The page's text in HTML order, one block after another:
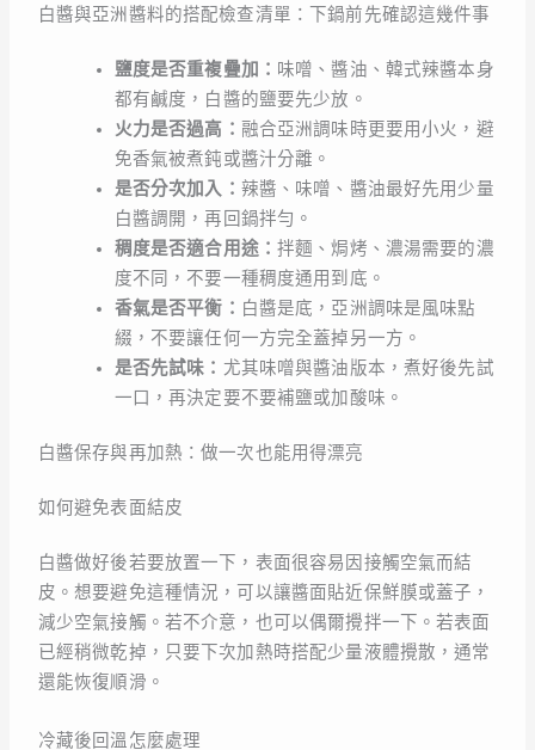
白醬與亞洲醬料的搭配檢查清單：下鍋前先確認這幾件事
鹽度是否重複疊加： 味噌、醬油、韓式辣醬本身
都有鹹度，白醬的鹽要先少放。
火力是否過高： 融合亞洲調味時更要用小火，避
免香氣被煮鈍或醬汁分離。
是否分次加入： 辣醬、味噌、醬油最好先用少量
白醬調開，再回鍋拌勻。
稠度是否適合用途： 拌麵、焗烤、濃湯需要的濃
度不同，不要一種稠度通用到底。
香氣是否平衡： 白醬是底，亞洲調味是風味點
綴，不要讓任何一方完全蓋掉另一方。
是否先試味： 尤其味噌與醬油版本，煮好後先試
一口，再決定要不要補鹽或加酸味。
白醬保存與再加熱：做一次也能用得漂亮
如何避免表面結皮
白醬做好後若要放置一下，表面很容易因接觸空氣而結
皮。想要避免這種情況，可以讓醬面貼近保鮮膜或蓋子，
減少空氣接觸。若不介意，也可以偶爾攪拌一下。若表面
已經稍微乾掉，只要下次加熱時搭配少量液體攪散，通常
還能恢復順滑。
冷藏後回溫怎麼處理